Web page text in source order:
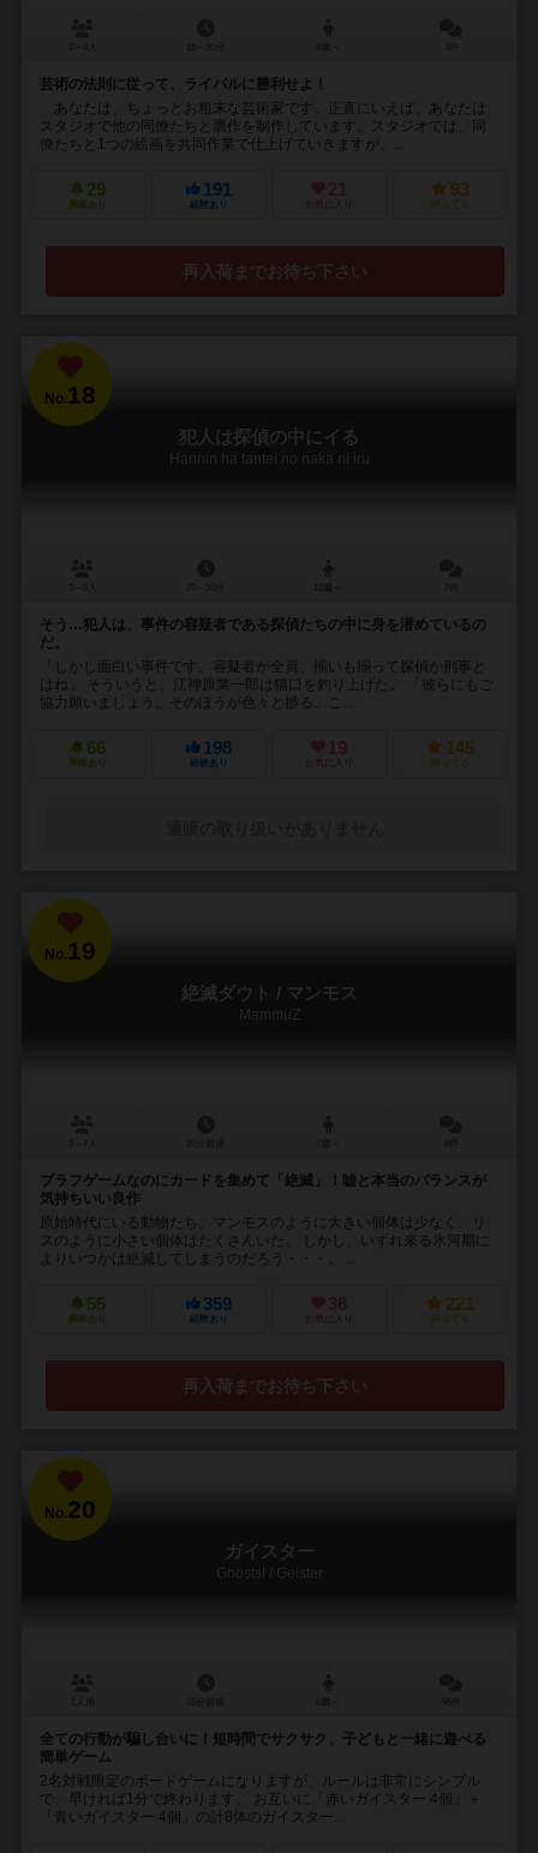
芸術の法則に従って、ライバルに勝利せよ！
あなたは、ちょっとお粗末な芸術家です。正直にいえば、あなたは
スタジオで他の同僚たちと贋作を制作しています。スタジオでは、同
僚たちと1つの絵画を共同作業で仕上げていきますが、...
29
興味あり
191
経験あり
21
お気に入り
93
持ってる
再入荷までお待ち下さい
No.18
犯人は探偵の中にイる
Hannin ha tantei no naka ni iru
そう…犯人は、事件の容疑者である探偵たちの中に身を潜めているの
だ。
「しかし面白い事件です。容疑者が全員、揃いも揃って探偵か刑事と
はね」 そういうと、江神原業一郎は猫口を釣り上げた。 「彼らにもご
協力願いましょう。そのほうが色々と捗る…こ...
66
興味あり
198
経験あり
19
お気に入り
145
持ってる
No.19
絶滅ダウト / マンモス
MammuZ
ブラフゲームなのにカードを集めて「絶滅」！嘘と本当のバランスが
気持ちいい良作
原始時代にいる動物たち。マンモスのように大きい個体は少なく、リ
スのように小さい個体はたくさんいた。 しかし、いずれ来る氷河期に
よりいつかは絶滅してしまうのだろう・・・。 ...
55
興味あり
359
経験あり
38
お気に入り
221
持ってる
再入荷までお待ち下さい
No.20
ガイスター
Ghosts! / Geister
全ての行動が騙し合いに！短時間でサクサク、子どもと一緒に遊べる
簡単ゲーム
2名対戦限定のボードゲームになりますが、ルールは非常にシンプル
で、早ければ1分で終わります。 お互いに「赤いガイスター 4個」＋
「青いガイスター 4個」の計8体のガイスター...